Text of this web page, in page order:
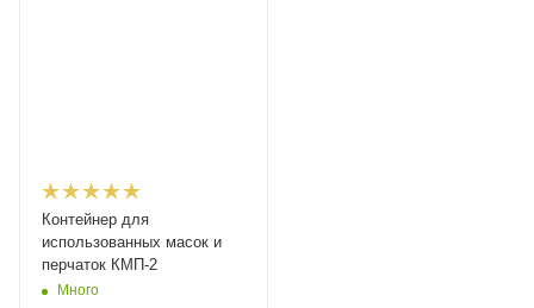
Контейнер для
использованных масок и
перчаток КМП-2
Много